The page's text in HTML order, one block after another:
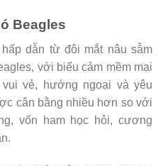
Beagles
dẫn từ đôi mắt nâu sẫm
với biểu cảm mềm mại
vẻ, hướng ngoại và yêu
cân bằng nhiều hơn so với
vốn ham học hỏi, cương